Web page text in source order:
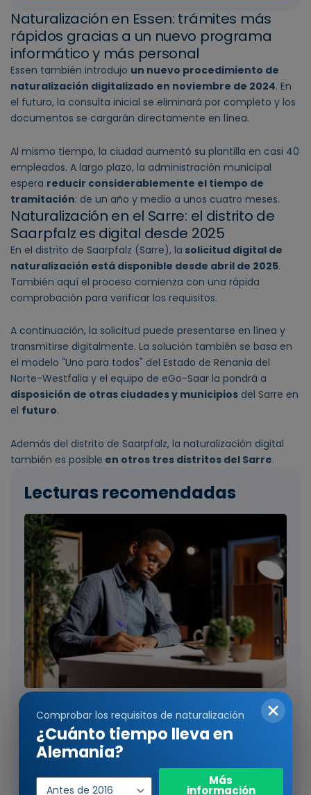
Naturalización en Essen: trámites más
rápidos gracias a un nuevo programa
informático y más personal
Essen también introdujo un nuevo procedimiento de
naturalización digitalizado en noviembre de 2024. En
el futuro, la consulta inicial se eliminará por completo y los
documentos se cargarán directamente en línea.
Al mismo tiempo, la ciudad aumentó su plantilla en casi 40
empleados. A largo plazo, la administración municipal
espera reducir considerablemente el tiempo de
tramitación: de un año y medio a unos cuatro meses.
Naturalización en el Sarre: el distrito de
Saarpfalz es digital desde 2025
En el distrito de Saarpfalz (Sarre), la solicitud digital de
naturalización está disponible desde abril de 2025.
También aquí el proceso comienza con una rápida
comprobación para verificar los requisitos.
A continuación, la solicitud puede presentarse en línea y
transmitirse digitalmente. La solución también se basa en
el modelo "Uno para todos" del Estado de Renania del
Norte-Westfalia y el equipo de eGo-Saar la pondrá a
disposición de otras ciudades y municipios del Sarre en
el futuro.
Además del distrito de Saarpfalz, la naturalización digital
también es posible en otros tres distritos del Sarre.
Lecturas recomendadas
Necesita este formulario
Averigüe todo lo que necesita saber sobre el
formulario de solicitud de la nacionalidad alemana.
¿Qué dice el formulario? ¿Qué problemas plantea? ...
Comprobar los requisitos de naturalización
¿Cuánto tiempo lleva en
Alemania?
Año
de
Más
información